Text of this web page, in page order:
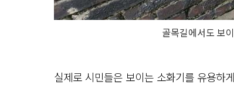
골목길에서도 보
실제로 시민들은 보이는 소화기를 유용하